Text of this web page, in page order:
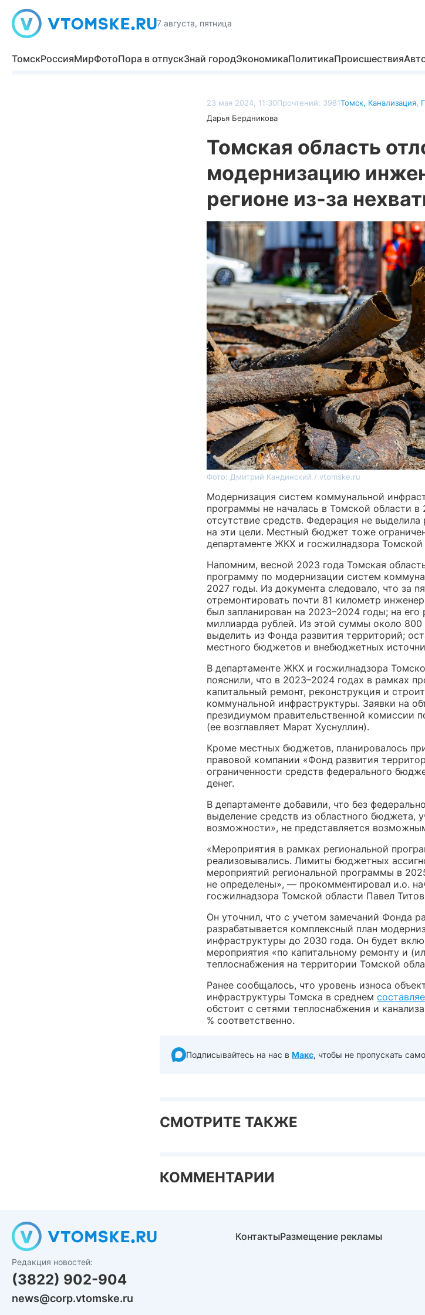
7 августа, пятница
ТомскРоссияМирФотоПора в отпускЗнай городЭкономикаПолитикаПроисшествия
23 мая 2024, 11:30Прочтений: 3981Томск, Канализация,
Дарья Бердникова
Томская область
модернизацию
регионе из-за
Фото: Дмитрий Кандинский / vtomske.ru
Модернизация систем коммунальной
программы не началась в Томской области
отсутствие средств. Федерация не
на эти цели. Местный бюджет тоже
департаменте ЖКХ и госжилнадзора Томской
Напомним, весной 2023 года Томская
программу по модернизации систем
2027 годы. Из документа следовало, что за
отремонтировать почти 81 километр
был запланирован на 2023–2024 годы; на его
миллиарда рублей. Из этой суммы около
выделить из Фонда развития территорий;
местного бюджетов и внебюджетных
В департаменте ЖКХ и госжилнадзора
пояснили, что в 2023–2024 годах в рамках
капитальный ремонт, реконструкция и
коммунальной инфраструктуры. Заявки на
президиумом правительственной комиссии
(ее возглавляет Марат Хуснуллин).
Кроме местных бюджетов, планировалось
правовой компании «Фонд развития
ограниченности средств федерального
денег.
В департаменте добавили, что без
выделение средств из областного бюджета,
возможности», не представляется
«Мероприятия в рамках региональной
реализовывались. Лимиты бюджетных
мероприятий региональной программы в
не определены», — прокомментировал и.о.
госжилнадзора Томской области Павел
Он уточнил, что с учетом замечаний Фонда
разрабатывается комплексный план
инфраструктуры до 2030 года. Он будет
мероприятия «по капитальному ремонту и
теплоснабжения на территории Томской
Ранее сообщалось, что уровень износа
инфраструктуры Томска в среднем
обстоит с сетями теплоснабжения и
% соответственно.
Подписывайтесь на нас в Макс, чтобы не пропускать
СМОТРИТЕ ТАКЖЕ
КОММЕНТАРИИ
Редакция новостей:
(3822) 902-904
news@corp.vtomske.ru
КонтактыРазмещение рекламы